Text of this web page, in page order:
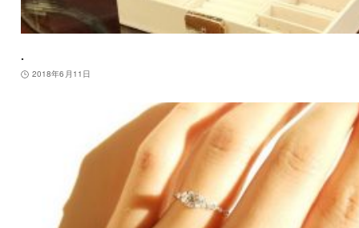
.
2018年6月11日